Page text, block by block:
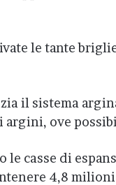
le tante
il sistema
argini, ove
casse di
4,8